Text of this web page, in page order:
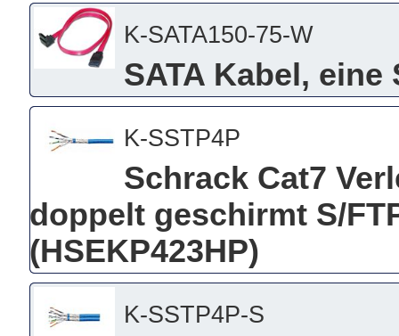
K-SATA150-75-W
SATA Kabel,
K-SSTP4P
Schrack Cat7
doppelt geschirmt S/
(HSEKP423HP)
K-SSTP4P-S